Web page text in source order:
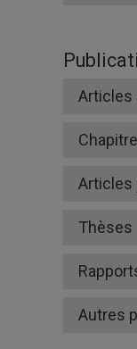
Articles
Articles
Thèses
Autres